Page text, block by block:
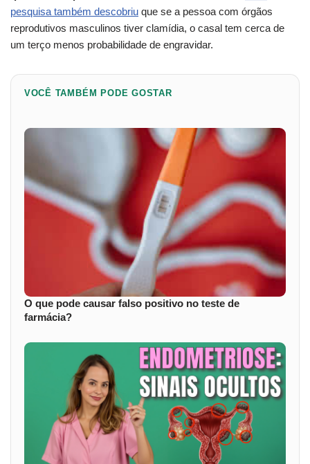
pesquisa também descobriu que se a pessoa com órgãos
reprodutivos masculinos tiver clamídia, o casal tem cerca de
um terço menos probabilidade de engravidar.
VOCÊ TAMBÉM PODE GOSTAR
O que pode causar falso positivo no teste de
farmácia?